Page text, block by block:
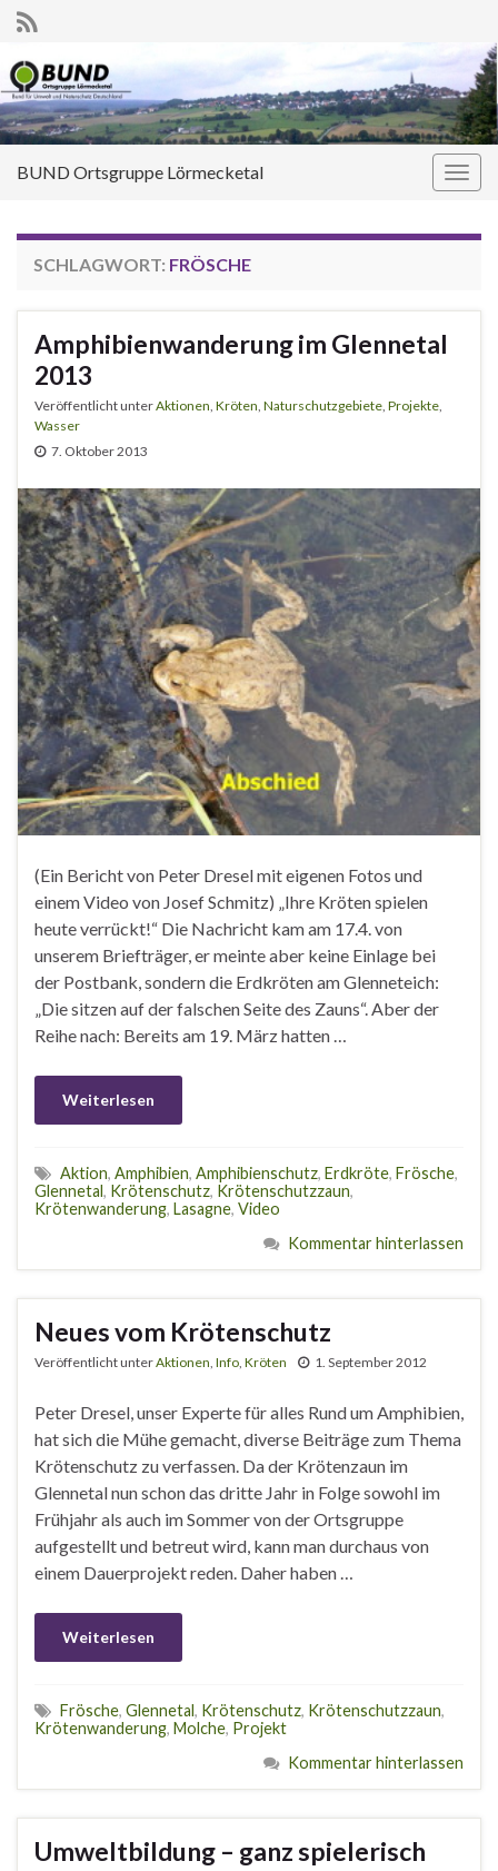
BUND Ortsgruppe Lörmecketal
SCHLAGWORT: FRÖSCHE
Amphibienwanderung im Glennetal
2013
Veröffentlicht unterAktionen, Kröten, Naturschutzgebiete, Projekte,
Wasser
7. Oktober 2013
(Ein Bericht von Peter Dresel mit eigenen Fotos und
einem Video von Josef Schmitz) „Ihre Kröten spielen
heute verrückt!“ Die Nachricht kam am 17.4. von
unserem Briefträger, er meinte aber keine Einlage bei
der Postbank, sondern die Erdkröten am Glenneteich:
„Die sitzen auf der falschen Seite des Zauns“. Aber der
Reihe nach: Bereits am 19. März hatten …
Weiterlesen
Aktion, Amphibien, Amphibienschutz, Erdkröte, Frösche,
Glennetal, Krötenschutz, Krötenschutzzaun,
Krötenwanderung, Lasagne, Video
Kommentar hinterlassen
Neues vom Krötenschutz
Veröffentlicht unterAktionen, Info, Kröten 1. September 2012
Peter Dresel, unser Experte für alles Rund um Amphibien,
hat sich die Mühe gemacht, diverse Beiträge zum Thema
Krötenschutz zu verfassen. Da der Krötenzaun im
Glennetal nun schon das dritte Jahr in Folge sowohl im
Frühjahr als auch im Sommer von der Ortsgruppe
aufgestellt und betreut wird, kann man durchaus von
einem Dauerprojekt reden. Daher haben …
Weiterlesen
Frösche, Glennetal, Krötenschutz, Krötenschutzzaun,
Krötenwanderung, Molche, Projekt
Kommentar hinterlassen
Umweltbildung – ganz spielerisch